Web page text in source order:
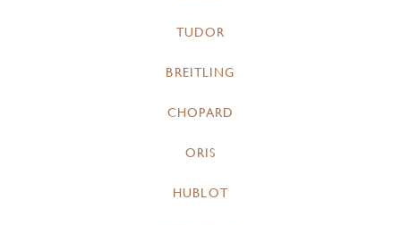
TUDOR
BREITLING
CHOPARD
ORIS
HUBLOT